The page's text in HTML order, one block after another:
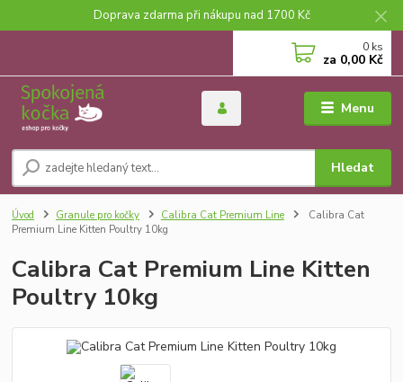
Doprava zdarma při nákupu nad 1700 Kč
Menu
Hledat
0 ks
za 0,00 Kč
Úvod Granule pro kočky Calibra Cat Premium Line
Calibra Cat
Premium Line Kitten Poultry 10kg
Calibra Cat Premium Line Kitten
Poultry 10kg